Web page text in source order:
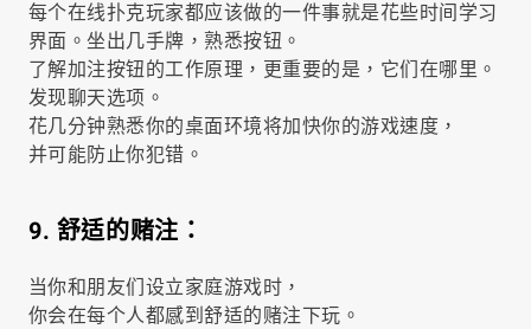
每个在线扑克玩家都应该做的一件事就是花些时间学习
界面。坐出几手牌，熟悉按钮。
了解加注按钮的工作原理，更重要的是，它们在哪里。
发现聊天选项。
花几分钟熟悉你的桌面环境将加快你的游戏速度，
并可能防止你犯错。
9. 舒适的赌注：
当你和朋友们设立家庭游戏时，
你会在每个人都感到舒适的赌注下玩。